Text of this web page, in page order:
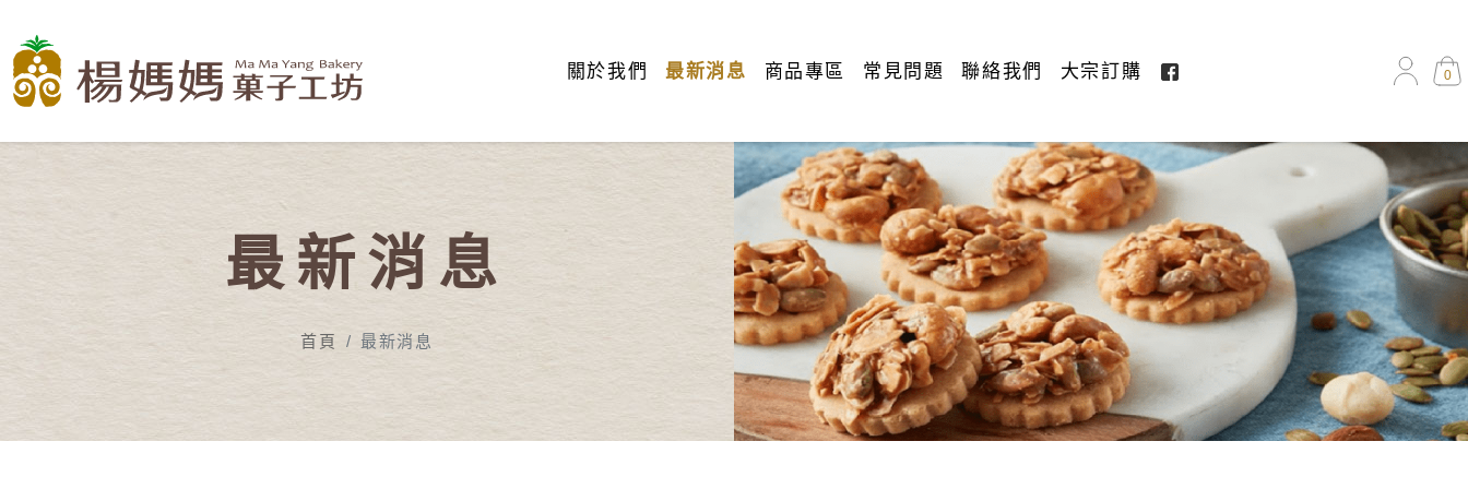
關於我們 最新消息 商品專區 常見問題 聯絡我們 大宗訂購 0
最新消息
首頁 最新消息